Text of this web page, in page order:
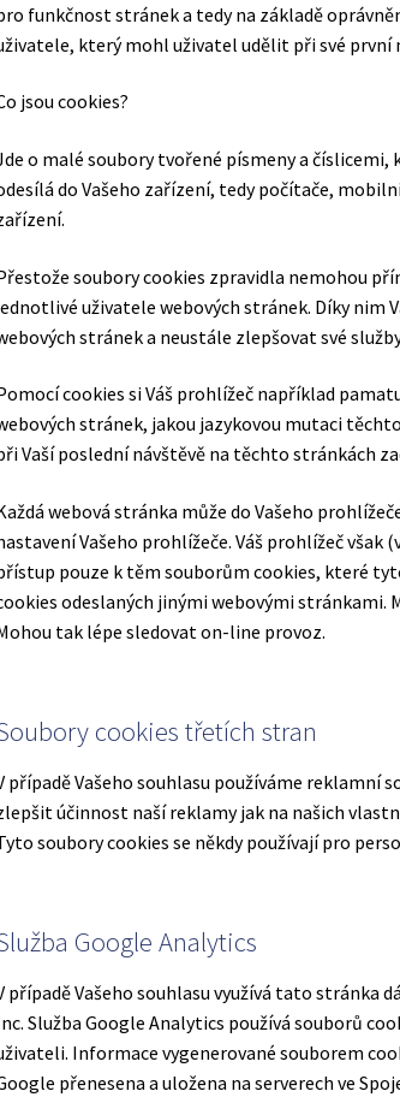
funkčnost stránek a tedy na základě
který mohl uživatel udělit při své první
jsou cookies?
o malé soubory tvořené písmeny a
do Vašeho zařízení, tedy počítače,
soubory cookies zpravidla nemohou
uživatele webových stránek. Díky
stránek a neustále zlepšovat své
cookies si Váš prohlížeč například
stránek, jakou jazykovou mutaci
Vaší poslední návštěvě na těchto stránkách
webová stránka může do Vašeho
Vašeho prohlížeče. Váš prohlížeč
pouze k těm souborům cookies, které
odeslaných jinými webovými stránkami.
tak lépe sledovat on-line provoz.
cookies třetích stran
případě Vašeho souhlasu používáme
účinnost naší reklamy jak na našich
soubory cookies se někdy používají pro
Google Analytics
případě Vašeho souhlasu využívá tato stránka
Služba Google Analytics používá souborů
Informace vygenerované souborem
přenesena a uložena na serverech ve